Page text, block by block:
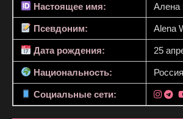
Настоящее имя: Алена
Псевдоним: Alena
Дата рождения: 25
Национальность: Россия
Социальные сети: